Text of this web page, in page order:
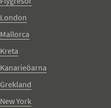
London
Mallorca
Kreta
Kanarieöarna
Grekland
New York